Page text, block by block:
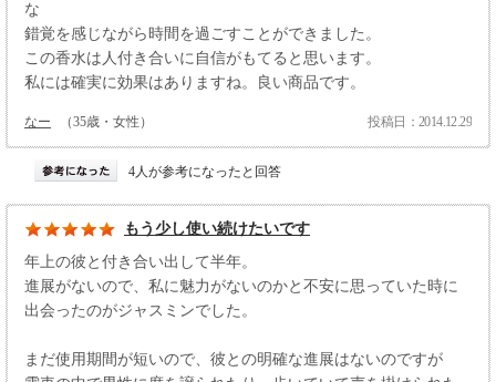
な
錯覚を感じながら時間を過ごすことができました。
この香水は人付き合いに自信がもてると思います。
私には確実に効果はありますね。良い商品です。
なー （35歳・女性） 投稿日：2014.12.29
4人が参考になったと回答
もう少し使い続けたいです
年上の彼と付き合い出して半年。
進展がないので、私に魅力がないのかと不安に思っていた時に
出会ったのがジャスミンでした。
まだ使用期間が短いので、彼との明確な進展はないのですが